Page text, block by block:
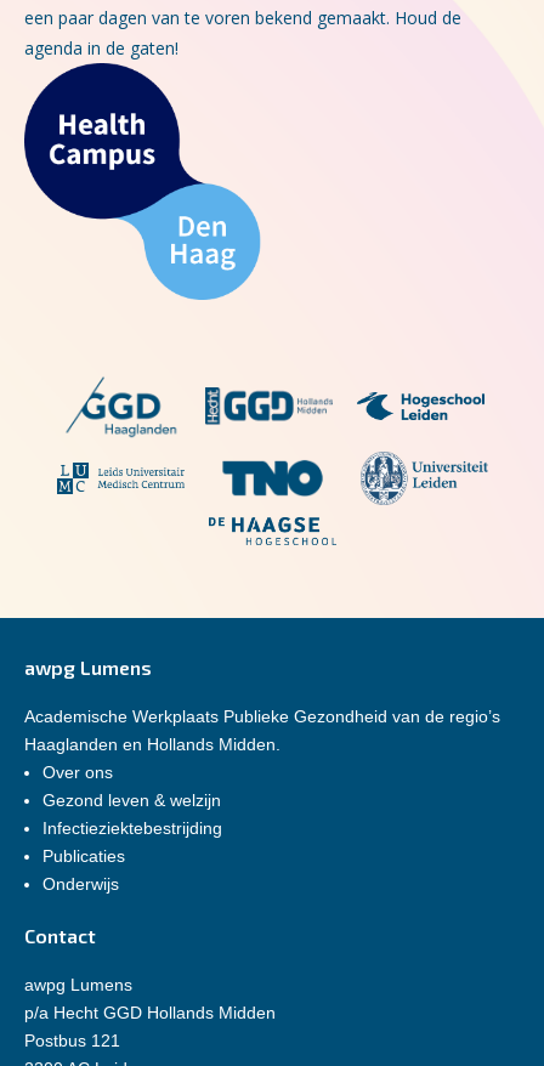
een paar dagen van te voren bekend gemaakt. Houd de
agenda in de gaten!
awpg Lumens
Academische Werkplaats Publieke Gezondheid van de regio’s
Haaglanden en Hollands Midden.
Over ons
Gezond leven & welzijn
Infectieziektebestrijding
Publicaties
Onderwijs
Contact
awpg Lumens
p/a Hecht GGD Hollands Midden
Postbus 121